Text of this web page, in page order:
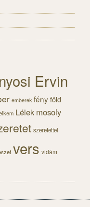
Ervin
emberek fényföld
Lélek mosoly
szeretettel
vers vidám